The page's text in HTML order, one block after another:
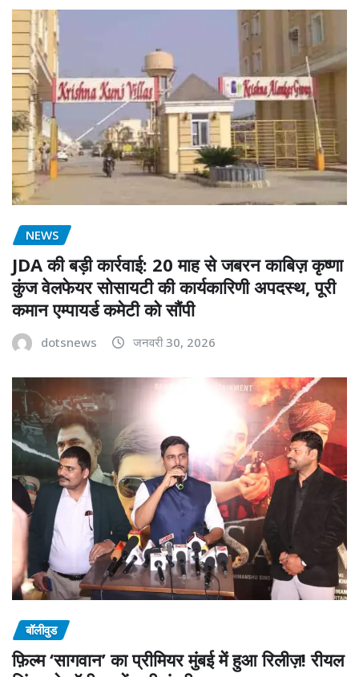
NEWS
JDA की बड़ी कार्रवाई: 20 माह से जबरन काबिज़ कृष्णा
कुंज वेलफेयर सोसायटी की कार्यकारिणी अपदस्थ, पूरी
कमान एम्पायर्ड कमेटी को सौंपी
dotsnews जनवरी 30, 2026
बॉलीवुड
फ़िल्म ‘सागवान’ का प्रीमियर मुंबई में हुआ रिलीज़! रीयल